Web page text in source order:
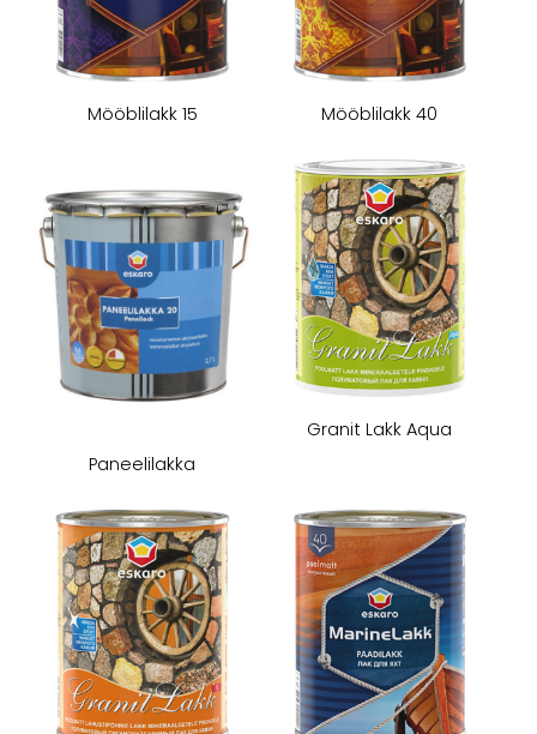
Mööblilakk 15 Mööblilakk 40
​Paneelilakka​
Granit Lakk Aqua